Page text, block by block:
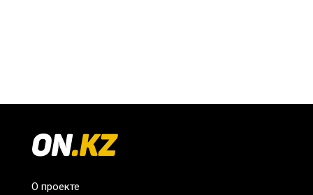
О проекте